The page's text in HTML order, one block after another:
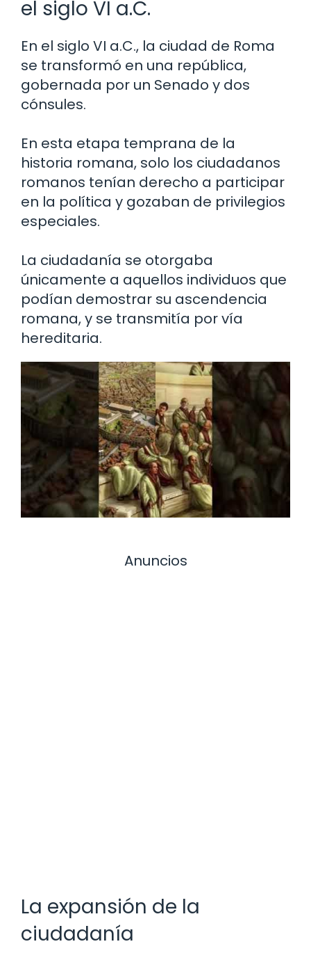
el siglo VI a.C.
En el siglo VI a.C., la ciudad de Roma
se transformó en una república,
gobernada por un Senado y dos
cónsules.
En esta etapa temprana de la
historia romana, solo los ciudadanos
romanos tenían derecho a participar
en la política y gozaban de privilegios
especiales.
La ciudadanía se otorgaba
únicamente a aquellos individuos que
podían demostrar su ascendencia
romana, y se transmitía por vía
hereditaria.
Anuncios
La expansión de la
ciudadanía